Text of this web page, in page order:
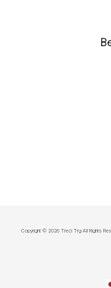
Copyright © 2026 Treći Trg All Rights